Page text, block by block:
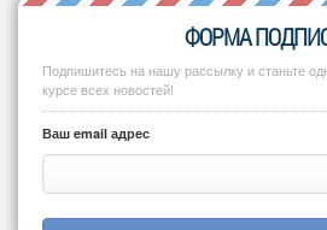
ФОРМА
Подпишитесь на нашу рассылку и станьте
курсе всех новостей!
Ваш email адрес